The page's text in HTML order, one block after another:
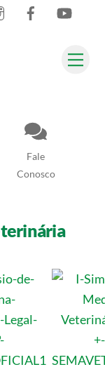
Fale
Conosco
InstagramFacebook